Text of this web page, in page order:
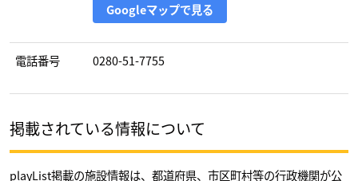
Googleマップで見る
電話番号 0280-51-7755
掲載されている情報について
playList掲載の施設情報は、都道府県、市区町村等の行政機関が公